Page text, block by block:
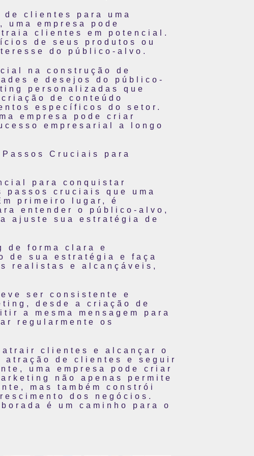
de clientes para uma
empresa pode
clientes em potencial.
de seus produtos ou
do público-alvo.
na construção de
e desejos do público-
personalizadas que
de conteúdo
específicos do setor.
empresa pode criar
empresarial a longo
Cruciais para
para conquistar
cruciais que uma
primeiro lugar, é
entender o público-alvo,
ajuste sua estratégia de
de forma clara e
de sua estratégia e faça
realistas e alcançáveis,
ser consistente e
desde a criação de
a mesma mensagem para
regularmente os
atrair clientes e alcançar o
atração de clientes e seguir
uma empresa pode criar
não apenas permite
mas também constrói
dos negócios.
é um caminho para o